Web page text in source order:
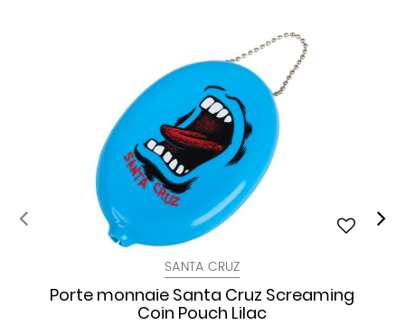
SANTA CRUZ
Porte monnaie Santa Cruz Screaming
Coin Pouch Lilac